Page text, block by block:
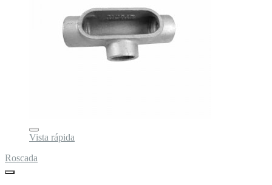
Vista rápida
Roscada